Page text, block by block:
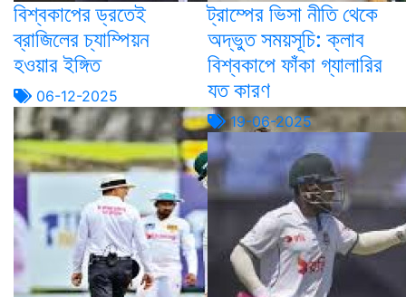
বিশ্বকাপের ড্রতেই
ব্রাজিলের চ্যাম্পিয়ন
হওয়ার ইঙ্গিত
06-12-2025
ট্রাম্পের ভিসা নীতি থেকে
অদ্ভুত সময়সূচি: ক্লাব
বিশ্বকাপে ফাঁকা গ্যালারির
যত কারণ
19-06-2025